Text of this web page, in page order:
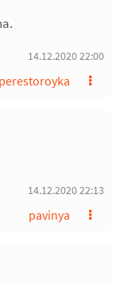
14.12.2020 22:00
perestoroyka
14.12.2020 22:13
pavinya